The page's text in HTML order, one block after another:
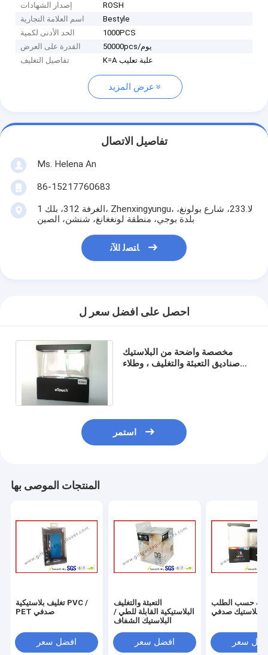
إصدار الشهادات
ROSH
اسم العلامة التجارية
Bestyle
الحد الأدنى لكمية
1000PCS
القدرة على العرض
50000pcs/يوم
تفاصيل التغليف
K=A علبة تعليب
عرض المزيد
تفاصيل الاتصال
Ms. Helena An
86-15217760683
الغرفة 312، بلك 1، Zhenxingyungu، لا.233، شارع بولونغ،
بلدة بوجي، منطقة لونغغانغ، شنشن، الصين
ﺎﺘﺼﻟ ﺍﻶﻧ
احصل على افضل سعر ل
مخصصة واضحة من البلاستيك
صناديق التعبئة والتغليف ، وطلاء
استمر
المنتجات الموصى بها
تغليف بلاستيكية PVC /
PET صدفي
افضل سعر
التعبئة والتغليف
البلاستيكية القابلة للطي /
البلاستيك الشفاف
افضل سعر
حسب الطلب
البلاستيك صدفي
سعر